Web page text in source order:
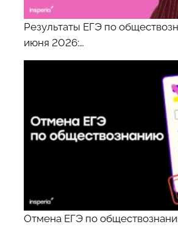
Результаты ЕГЭ по
июня 2026:…
Отмена ЕГЭ по